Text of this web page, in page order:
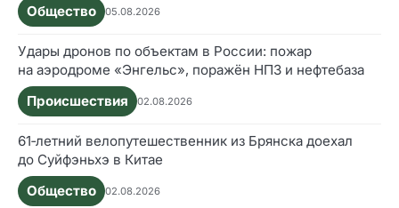
Общество
05.08.2026
Удары дронов по объектам в России: пожар
на аэродроме «Энгельс», поражён НПЗ и нефтебаза
Происшествия
02.08.2026
61‑летний велопутешественник из Брянска доехал
до Суйфэньхэ в Китае
Общество
02.08.2026